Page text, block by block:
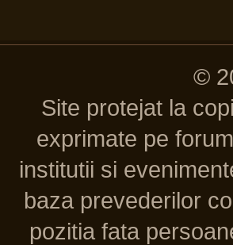
©
Site protejat la
exprimate pe
institutii si
baza prevederilor
pozitia fata